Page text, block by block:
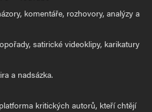
komentáře, rozhovory, analýzy a
satirické videoklipy, karikatury
a nadsázka.
kritických autorů, kteří chtějí